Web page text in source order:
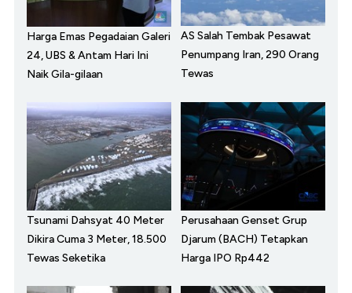
Harga Emas Pegadaian Galeri
24, UBS & Antam Hari Ini
Naik Gila-gilaan
AS Salah Tembak Pesawat
Penumpang Iran, 290 Orang
Tewas
Tsunami Dahsyat 40 Meter
Dikira Cuma 3 Meter, 18.500
Tewas Seketika
Perusahaan Genset Grup
Djarum (BACH) Tetapkan
Harga IPO Rp442